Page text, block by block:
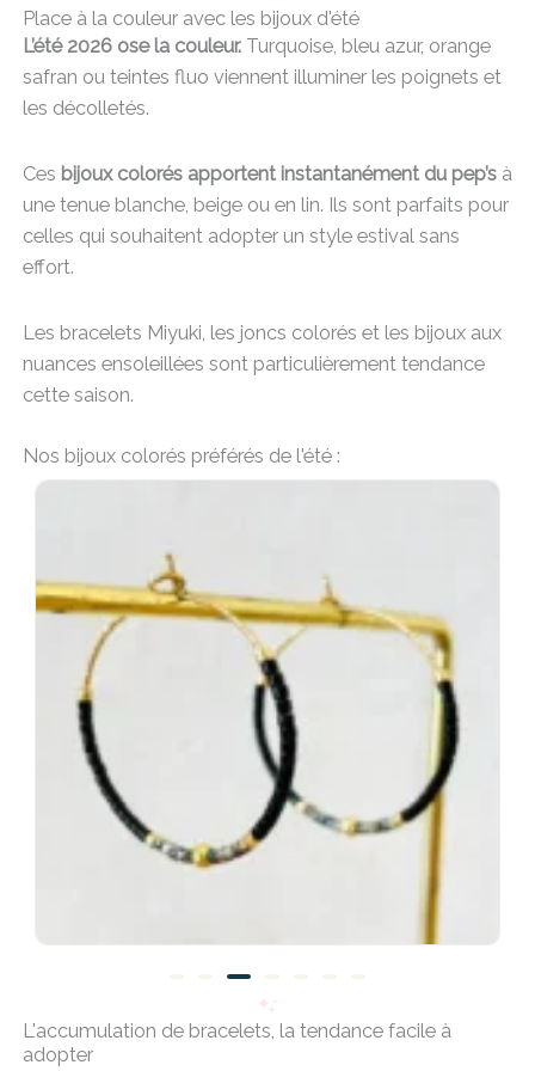
29,00€
Place à la couleur avec les bijoux d'été
L’été 2026 ose la couleur.Turquoise, bleu azur, orange
safran ou teintes fluo viennent illuminer les poignets et
les décolletés.
Ces bijoux colorés apportent instantanément du pep’sà
une tenue blanche, beige ou en lin. Ils sont parfaits pour
celles qui souhaitent adopter un style estival sans
effort.
Les bracelets Miyuki, les joncs colorés et les bijoux aux
nuances ensoleillées sont particulièrement tendance
cette saison.
Nos bijoux colorés préférés de l'été :
15,00€
L'accumulation de bracelets, la tendance facile à
adopter